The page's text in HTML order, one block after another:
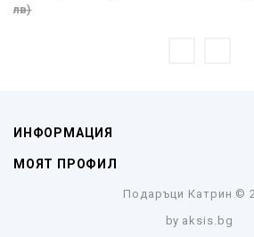
лв)
ИНФОРМАЦИЯ
МОЯТ ПРОФИЛ
Подаръци Катрин ©
by aksis.bg